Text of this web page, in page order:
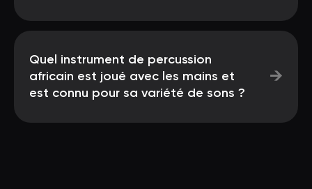
Quel instrument de percussion
africain est joué avec les mains et
est connu pour sa variété de sons ?
→